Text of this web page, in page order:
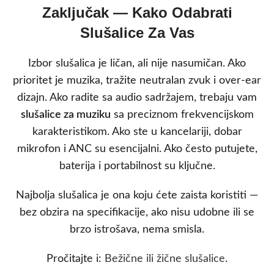
Zaključak — Kako Odabrati
Slušalice Za Vas
Izbor slušalica je ličan, ali nije nasumičan. Ako
prioritet je muzika, tražite neutralan zvuk i over-ear
dizajn. Ako radite sa audio sadržajem, trebaju vam
slušalice za muziku sa preciznom frekvencijskom
karakteristikom. Ako ste u kancelariji, dobar
mikrofon i ANC su esencijalni. Ako često putujete,
baterija i portabilnost su ključne.
Najbolja slušalica je ona koju ćete zaista koristiti —
bez obzira na specifikacije, ako nisu udobne ili se
brzo istrošava, nema smisla.
Pročitajte i: Bežične ili žične slušalice.